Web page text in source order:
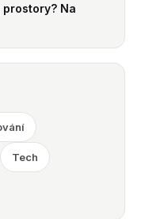
Na
Tech